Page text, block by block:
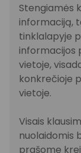
Stengiamės
informaciją,
tinklalapyje
informacijos
vietoje,
konkrečioje
vietoje.
Visais
nuolaidomis
prašome